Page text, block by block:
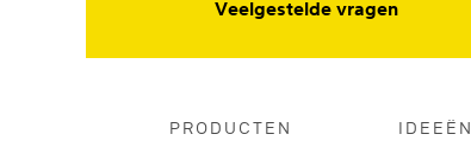
Veelgestelde vragen
PRODUCTEN IDEEËN